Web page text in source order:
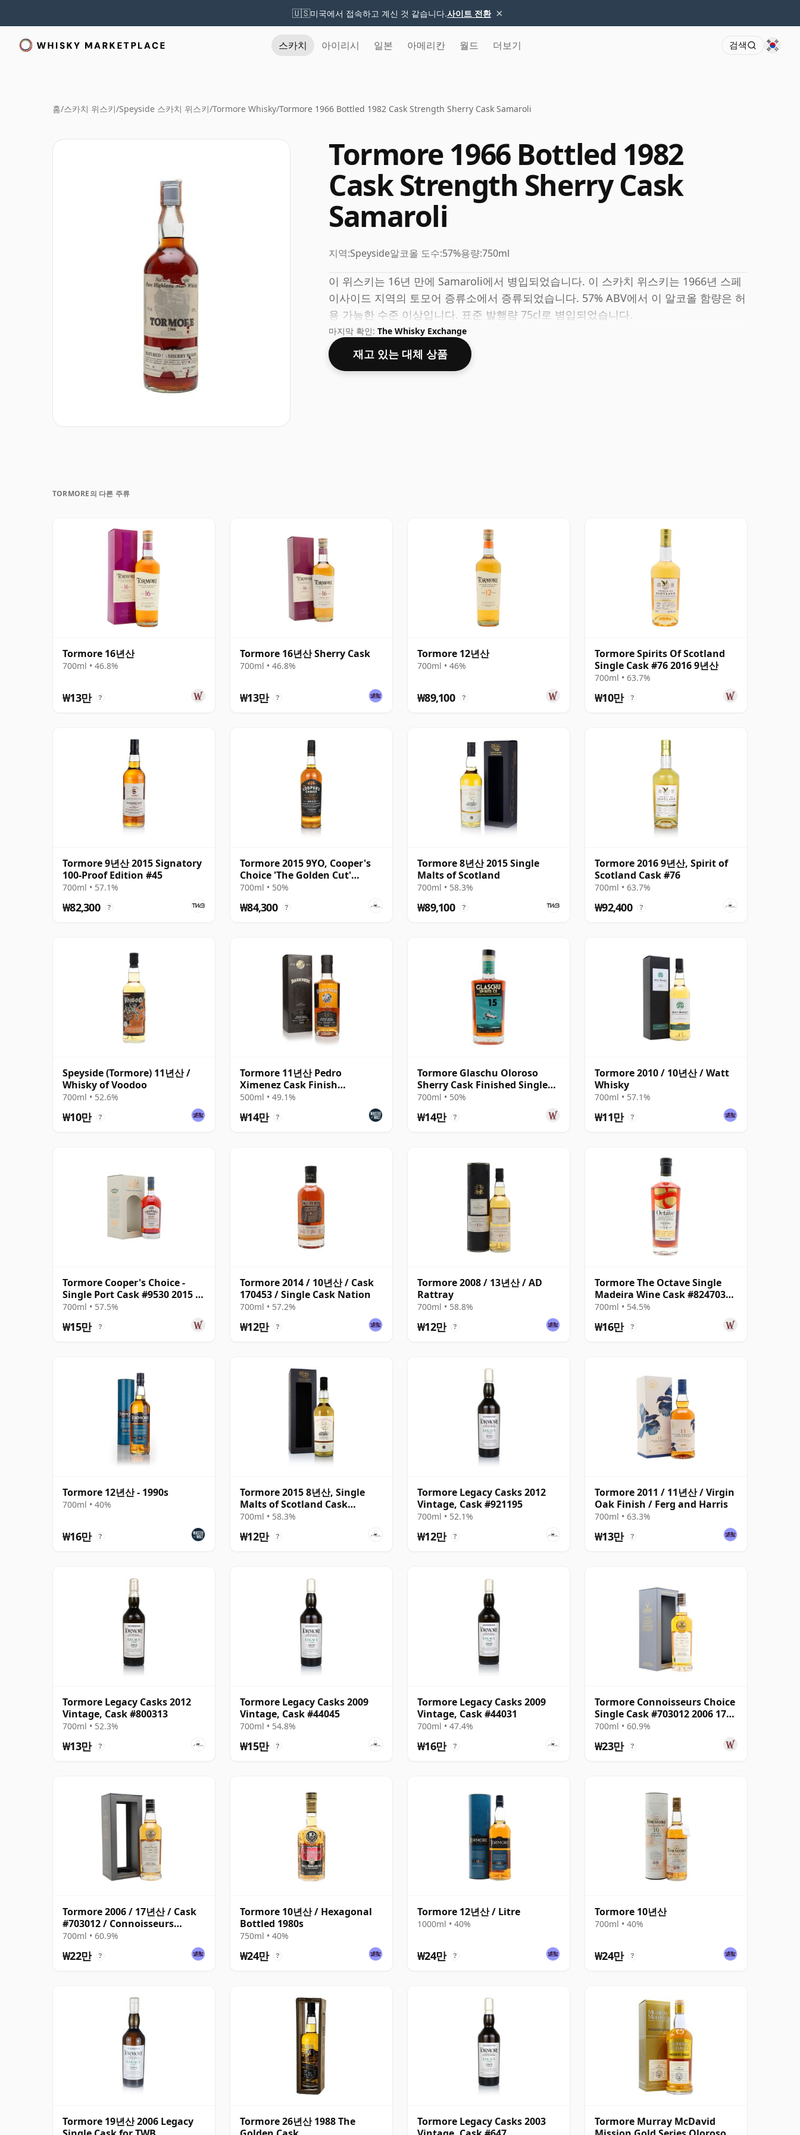
🇺🇸미국에서 접속하고 계신 것 같습니다.사이트 전환 ×
스카치 아이리시 일본 아메리칸 월드 더보기 검색
홈/스카치 위스키/Speyside 스카치 위스키/Tormore Whisky/Tormore 1966 Bottled 1982 Cask Strength Sherry Cask Samaroli
Tormore 1966 Bottled 1982
Cask Strength Sherry Cask
Samaroli
지역:Speyside알코올 도수:57%용량:750ml
이 위스키는 16년 만에 Samaroli에서 병입되었습니다. 이 스카치 위스키는 1966년 스페
이사이드 지역의 토모어 증류소에서 증류되었습니다. 57% ABV에서 이 알코올 함량은 허
용 가능한 수준 이상입니다. 표준 발행량 75cl로 병입되었습니다.
마지막 확인: The Whisky Exchange
재고 있는 대체 상품
TORMORE의 다른 주류
Tormore 16년산
700ml • 46.8%
₩13만 ?
Tormore 16년산 Sherry Cask
700ml • 46.8%
₩13만 ?
Tormore 12년산
700ml • 46%
₩89,100 ?
Tormore Spirits Of Scotland
Single Cask #76 2016 9년산
700ml • 63.7%
₩10만 ?
Tormore 9년산 2015 Signatory
100-Proof Edition #45
700ml • 57.1%
₩82,300 ?
Tormore 2015 9YO, Cooper's
Choice 'The Golden Cut'
Collection
700ml • 50%
₩84,300 ?
Tormore 8년산 2015 Single
Malts of Scotland
700ml • 58.3%
₩89,100 ?
Tormore 2016 9년산, Spirit of
Scotland Cask #76
700ml • 63.7%
₩92,400 ?
Speyside (Tormore) 11년산 /
Whisky of Voodoo
700ml • 52.6%
₩10만 ?
Tormore 11년산 Pedro
Ximenez Cask Finish
(Darkness)
500ml • 49.1%
₩14만 ?
Tormore Glaschu Oloroso
Sherry Cask Finished Single
Malt S 2010 15년산
700ml • 50%
₩14만 ?
Tormore 2010 / 10년산 / Watt
Whisky
700ml • 57.1%
₩11만 ?
Tormore Cooper's Choice -
Single Port Cask #9530 2015 7
년산
700ml • 57.5%
₩15만 ?
Tormore 2014 / 10년산 / Cask
170453 / Single Cask Nation
700ml • 57.2%
₩12만 ?
Tormore 2008 / 13년산 / AD
Rattray
700ml • 58.8%
₩12만 ?
Tormore The Octave Single
Madeira Wine Cask #8247035
2010 14년산
700ml • 54.5%
₩16만 ?
Tormore 12년산 - 1990s
700ml • 40%
₩16만 ?
Tormore 2015 8년산, Single
Malts of Scotland Cask
#1236782
700ml • 58.3%
₩12만 ?
Tormore Legacy Casks 2012
Vintage, Cask #921195
700ml • 52.1%
₩12만 ?
Tormore 2011 / 11년산 / Virgin
Oak Finish / Ferg and Harris
700ml • 63.3%
₩13만 ?
Tormore Legacy Casks 2012
Vintage, Cask #800313
700ml • 52.3%
₩13만 ?
Tormore Legacy Casks 2009
Vintage, Cask #44045
700ml • 54.8%
₩15만 ?
Tormore Legacy Casks 2009
Vintage, Cask #44031
700ml • 47.4%
₩16만 ?
Tormore Connoisseurs Choice
Single Cask #703012 2006 17년
산
700ml • 60.9%
₩23만 ?
Tormore 2006 / 17년산 / Cask
#703012 / Connoisseurs
Choice
700ml • 60.9%
₩22만 ?
Tormore 10년산 / Hexagonal
Bottled 1980s
750ml • 40%
₩24만 ?
Tormore 12년산 / Litre
1000ml • 40%
₩24만 ?
Tormore 10년산
700ml • 40%
₩24만 ?
Tormore 19년산 2006 Legacy
Tormore 26년산 1988 The
Tormore Legacy Casks 2003
Tormore Murray McDavid